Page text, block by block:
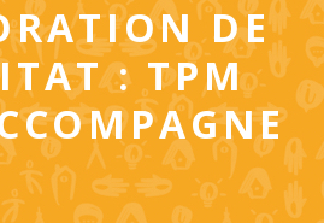
DE
: TPM